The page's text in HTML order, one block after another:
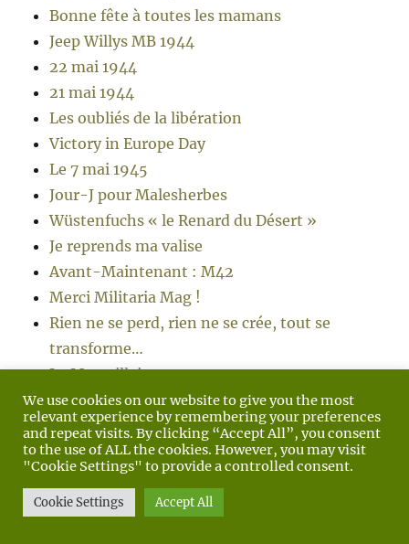
Bonne fête à toutes les mamans
Jeep Willys MB 1944
22 mai 1944
21 mai 1944
Les oubliés de la libération
Victory in Europe Day
Le 7 mai 1945
Jour-J pour Malesherbes
Wüstenfuchs « le Renard du Désert »
Je reprends ma valise
Avant-Maintenant : M42
Merci Militaria Mag !
Rien ne se perd, rien ne se crée, tout se
transforme…
La Marseillaise
Le coin lecture : Le Jour le plus long –
Cornelius Ryan
Utah Beach – The Ivy Division – Jour J –
Heure H
Omaha Beach – Easy Red – Jour J – Heure H
We use cookies on our website to give you the most
relevant experience by remembering your preferences
and repeat visits. By clicking “Accept All”, you consent
to the use of ALL the cookies. However, you may visit
"Cookie Settings" to provide a controlled consent.
Cookie Settings Accept All